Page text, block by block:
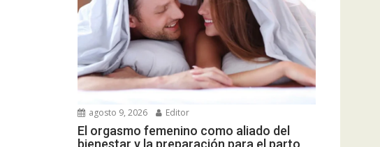
agosto 9, 2026 Editor
El orgasmo femenino como aliado del